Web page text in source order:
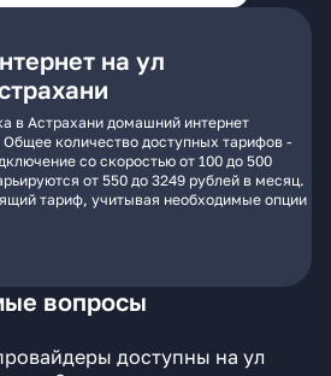
на ул
в Астрахани домашний интернет
количество доступных тарифов -
со скоростью от 100 до 500
от 550 до 3249 рублей в месяц.
тариф, учитывая необходимые опции
вопросы
доступны на ул